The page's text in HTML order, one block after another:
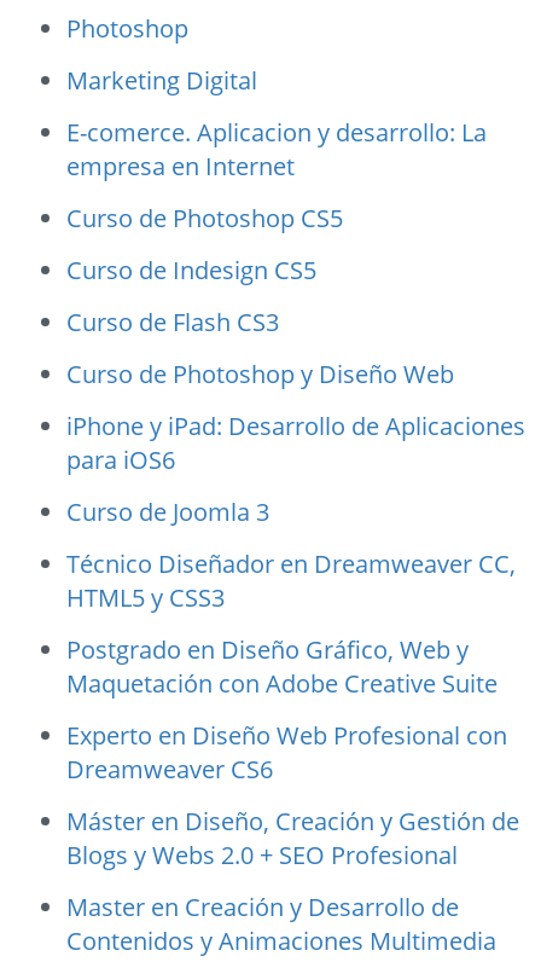
Photoshop
Marketing Digital
E-comerce. Aplicacion y desarrollo: La
empresa en Internet
Curso de Photoshop CS5
Curso de Indesign CS5
Curso de Flash CS3
Curso de Photoshop y Diseño Web
iPhone y iPad: Desarrollo de Aplicaciones
para iOS6
Curso de Joomla 3
Técnico Diseñador en Dreamweaver CC,
HTML5 y CSS3
Postgrado en Diseño Gráfico, Web y
Maquetación con Adobe Creative Suite
Experto en Diseño Web Profesional con
Dreamweaver CS6
Máster en Diseño, Creación y Gestión de
Blogs y Webs 2.0 + SEO Profesional
Master en Creación y Desarrollo de
Contenidos y Animaciones Multimedia